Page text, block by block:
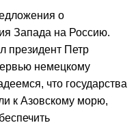
о
Запада на Россию.
президент Петр
немецкому
что государства
к Азовскому морю,